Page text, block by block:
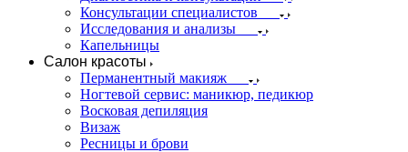
Консультации специалистов
Исследования и анализы
Капельницы
Салон красоты
Перманентный макияж
Ногтевой сервис: маникюр, педикюр
Восковая депиляция
Визаж
Ресницы и брови